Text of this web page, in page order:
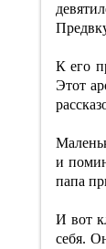
К его
Этот
и
папа
И вот
себя.